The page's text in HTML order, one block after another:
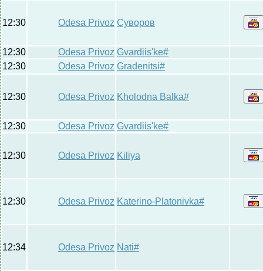
12:30 Odesa Privoz Суворов
12:30 Odesa Privoz Gvardiis'ke#
12:30
Odesa Privoz Gradenitsi#
12:30 Odesa Privoz Kholodna Balka#
12:30 Odesa Privoz Gvardiis'ke#
12:30 Odesa Privoz Kiliya
12:30 Odesa Privoz Katerino-Platonivka#
12:34 Odesa Privoz Nati#